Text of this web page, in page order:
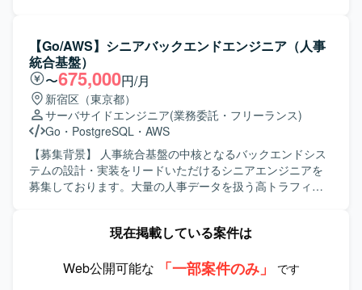
複数のステークホルダーやベンダーを巻き込みながらプロ
ジェクトを推進する経験を積むことができ、IoTやロボティ
クス、AI関連の知見を深める機会があります。 【開発環
境】 Androidデバイスと連携する小型ロボットを対象とした
Web／アプリ系開発プロジェクト環境となります。
支援ツールの導入・活用を支援しつつ、顧客からのフィー
ドバックをプロダクト改善へつなげていただきます。 ・機
械学習モデルの開発・運用（NLP、生成AIを中心としたモデ
ル活用） ・プロンプト設計・チューニングを含むプロンプ
トエンジニア業務 ・カスタマーサクセスと連携した要件整
理および技術サポート ・プロダクト改善のためのデータ解
析およびモデル改善提案 【求める人物像】 技術とコミュニ
ケーションのバランスが取れており、論理的思考力を持っ
て問題の根本原因を追求できる方を求めています。医療機
関のスタッフや社内メンバーと円滑にコミュニケーション
アップらしいスピード感のある環境で、自らのアイデアを
です。「技術×ビジネス」を横断するキャリアを築くことが
【Go/AWS】シニアバックエンドエンジニア（人事
統合基盤）
〜675,000円/月
新宿区（東京都）
サーバサイドエンジニア(業務委託・フリーランス)
Go ・ PostgreSQL ・ AWS
【募集背景】 人事統合基盤の中核となるバックエンドシス
テムの設計・実装をリードいただけるシニアエンジニアを
募集しております。大量の人事データを扱う高トラフィッ
のバックエンドAPI設計・実装（高トラフィック・大規模デ
証を伴う非同期連携を含むマイクロサービス間連携の設
現在掲載している案件は
Web公開可能な
「一部案件のみ」 です